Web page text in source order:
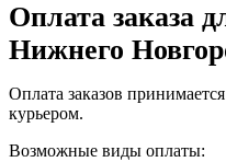
Оплата заказа
Нижнего
Оплата заказов
курьером.
Возможные виды оплаты: